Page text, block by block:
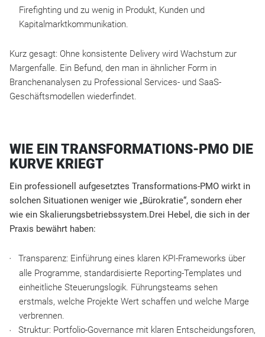
Firefighting und zu wenig in Produkt, Kunden und
Kapitalmarktkommunikation.​
Kurz gesagt: Ohne konsistente Delivery wird Wachstum zur
Margenfalle. Ein Befund, den man in ähnlicher Form in
Branchenanalysen zu Professional Services- und SaaS-
Geschäftsmodellen wiederfindet.​​
WIE EIN TRANSFORMATIONS-PMO DIE
KURVE KRIEGT
Ein professionell aufgesetztes Transformations-PMO wirkt in
solchen Situationen weniger wie „Bürokratie“, sondern eher
wie ein Skalierungsbetriebssystem.​Drei Hebel, die sich in der
Praxis bewährt haben:​
Transparenz: Einführung eines klaren KPI-Frameworks über
alle Programme, standardisierte Reporting-Templates und
einheitliche Steuerungslogik. Führungsteams sehen
erstmals, welche Projekte Wert schaffen und welche Marge
verbrennen.​
Struktur: Portfolio-Governance mit klaren Entscheidungsforen,